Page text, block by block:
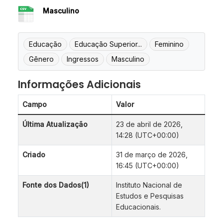
Masculino
Educação Educação Superior...
Feminino
Gênero
Ingressos Masculino
Informações Adicionais
Campo Valor
Última Atualização
23 de abril de 2026,
14:28 (UTC+00:00)
Criado
31 de março de 2026,
16:45 (UTC+00:00)
Fonte dos Dados(1)
Instituto Nacional de
Estudos e Pesquisas
Educacionais.